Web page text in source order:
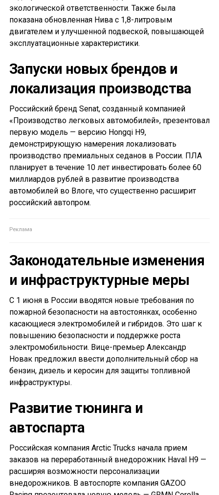
экологической ответственности. Также была
показана обновленная Нива с 1,8-литровым
двигателем и улучшенной подвеской, повышающей
эксплуатационные характеристики.
Запуски новых брендов и
локализация производства
Российский бренд Senat, созданный компанией
«Производство легковых автомобилей», презентовал
первую модель — версию Hongqi H9,
демонстрирующую намерения локализовать
производство премиальных седанов в России. ПЛА
планирует в течение 10 лет инвестировать более 60
миллиардов рублей в развитие производства
автомобилей во Влоге, что существенно расширит
российский автопром.
Законодательные изменения
и инфраструктурные меры
С 1 июня в России вводятся новые требования по
пожарной безопасности на автостоянках, особенно
касающиеся электромобилей и гибридов. Это шаг к
повышению безопасности и поддержке роста
электромобильности. Вице-премьер Александр
Новак предложил ввести дополнительный сбор на
бензин, дизель и керосин для защиты топливной
инфраструктуры.
Развитие тюнинга и
автоспарта
Российская компания Arctic Trucks начала прием
заказов на переработанный внедорожник Haval H9 —
расширяя возможности персонализации
внедорожников. В автоспорте компания GAZOO